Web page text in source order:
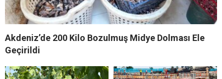
Akdeniz’de 200 Kilo Bozulmuş Midye Dolması Ele
Geçirildi